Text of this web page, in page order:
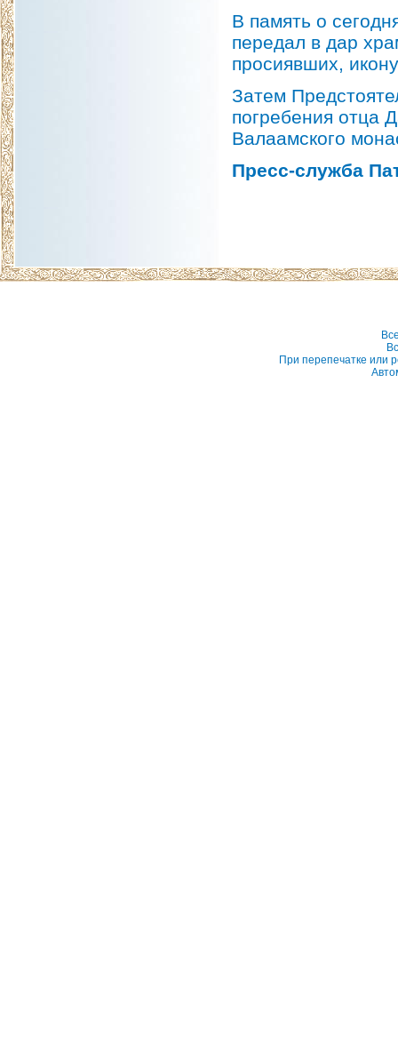
В память о
передал в дар
просиявших,
Затем
погребения отца
Валаамского
Пресс-служба
При перепечатке или